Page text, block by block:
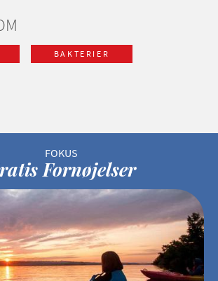
BAKTERIER
Fornøjelser